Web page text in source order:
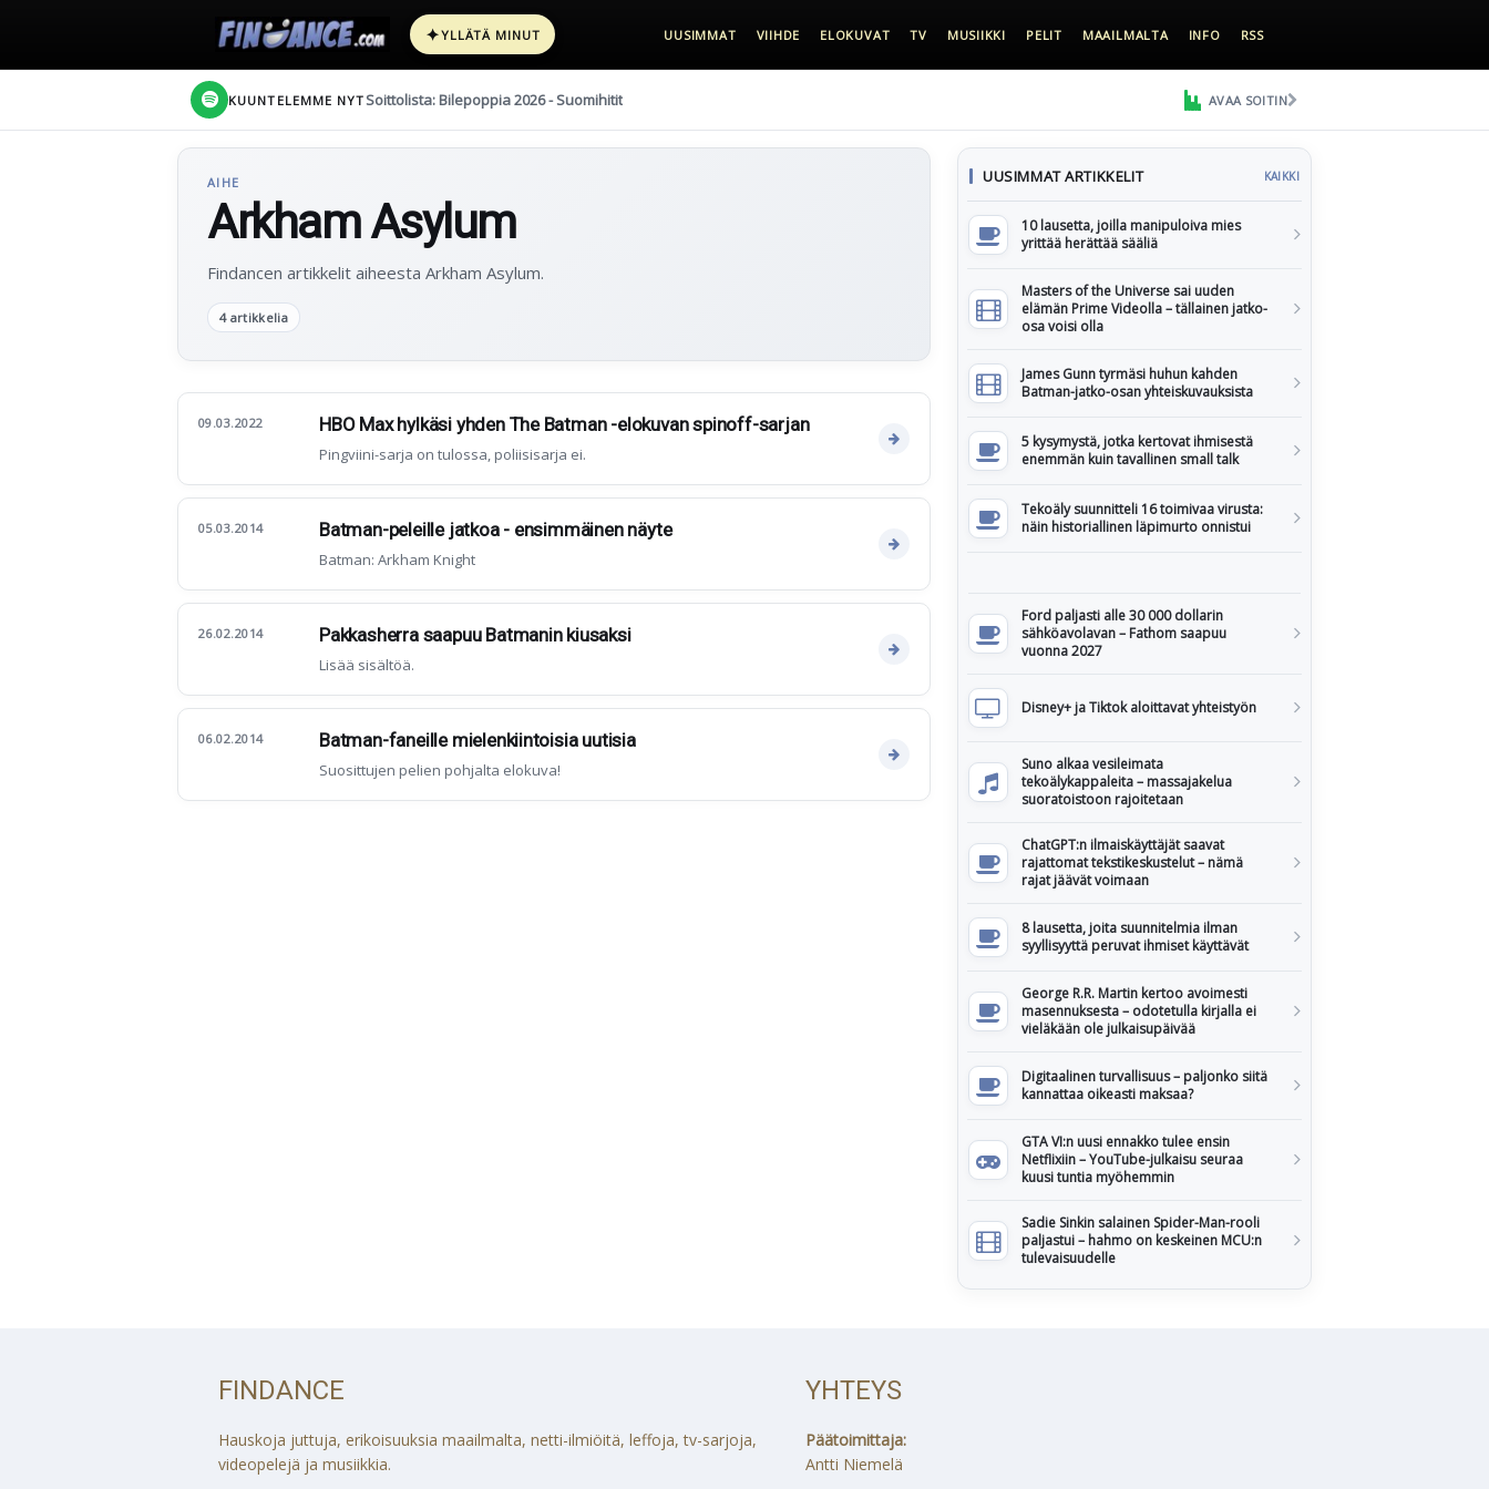
✦YLLÄTÄ MINUT UUSIMMAT VIIHDE ELOKUVAT TV MUSIIKKI PELIT MAAILMALTA INFO RSS
KUUNTELEMME NYT Soittolista: Bilepoppia 2026 - Suomihitit AVAA SOITIN
AIHE
Arkham Asylum
Findancen artikkelit aiheesta Arkham Asylum.
4 artikkelia
09.03.2022 HBO Max hylkäsi yhden The Batman -elokuvan spinoff-sarjan
Pingviini-sarja on tulossa, poliisisarja ei.
05.03.2014 Batman-peleille jatkoa - ensimmäinen näyte
Batman: Arkham Knight
26.02.2014 Pakkasherra saapuu Batmanin kiusaksi
Lisää sisältöä.
06.02.2014 Batman-faneille mielenkiintoisia uutisia
Suosittujen pelien pohjalta elokuva!
UUSIMMAT ARTIKKELIT KAIKKI
10 lausetta, joilla manipuloiva mies
yrittää herättää sääliä
Masters of the Universe sai uuden
elämän Prime Videolla – tällainen jatko-
osa voisi olla
James Gunn tyrmäsi huhun kahden
Batman-jatko-osan yhteiskuvauksista
5 kysymystä, jotka kertovat ihmisestä
enemmän kuin tavallinen small talk
Tekoäly suunnitteli 16 toimivaa virusta:
näin historiallinen läpimurto onnistui
Ford paljasti alle 30 000 dollarin
sähköavolavan – Fathom saapuu
vuonna 2027
Disney+ ja Tiktok aloittavat yhteistyön
Suno alkaa vesileimata
tekoälykappaleita – massajakelua
suoratoistoon rajoitetaan
ChatGPT:n ilmaiskäyttäjät saavat
rajattomat tekstikeskustelut – nämä
rajat jäävät voimaan
8 lausetta, joita suunnitelmia ilman
syyllisyyttä peruvat ihmiset käyttävät
George R.R. Martin kertoo avoimesti
masennuksesta – odotetulla kirjalla ei
vieläkään ole julkaisupäivää
Digitaalinen turvallisuus – paljonko siitä
kannattaa oikeasti maksaa?
GTA VI:n uusi ennakko tulee ensin
Netflixiin – YouTube-julkaisu seuraa
kuusi tuntia myöhemmin
Sadie Sinkin salainen Spider-Man-rooli
paljastui – hahmo on keskeinen MCU:n
tulevaisuudelle
FINDANCE
Hauskoja juttuja, erikoisuuksia maailmalta, netti-ilmiöitä, leffoja, tv-sarjoja,
videopelejä ja musiikkia.
YHTEYS
Päätoimittaja:
Antti Niemelä